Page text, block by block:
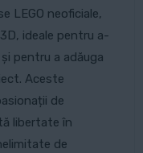
LEGO neoficiale,
ideale pentru a-
pentru a adăuga
Aceste
de
libertate în
de